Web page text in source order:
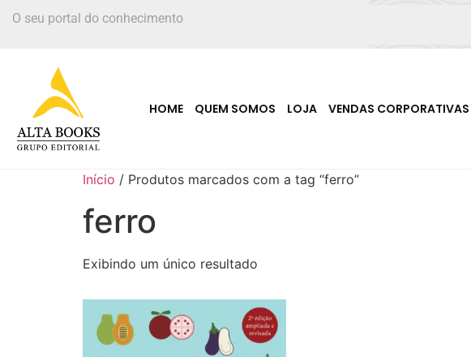
O seu portal do conhecimento
HOME QUEM SOMOS LOJA VENDAS CORPORATIVAS
Início / Produtos marcados com a tag “ferro”
ferro
Exibindo um único resultado